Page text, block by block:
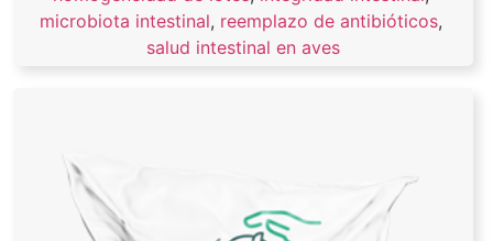
microbiota intestinal, reemplazo de antibióticos,
salud intestinal en aves